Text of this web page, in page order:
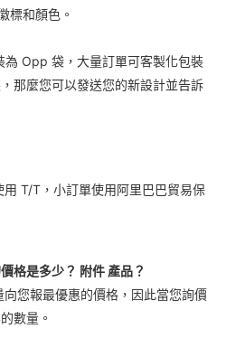
標和顏色。
為 Opp 袋，大量訂單可客製化包裝
那麼您可以發送您的新設計並告訴
用 T/T，小訂單使用阿里巴巴貿易保
格是多少？ 附件 產品？
您報最優惠的價格，因此當您詢價
數量。